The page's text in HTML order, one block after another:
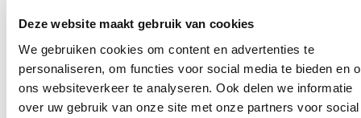
Deze website maakt gebruik van cookies
We gebruiken cookies om content en advertenties te
personaliseren, om functies voor social media te bieden en
ons websiteverkeer te analyseren. Ook delen we informatie
over uw gebruik van onze site met onze partners voor social
subsidieaanvraag indienen voor 1 werkingsjaar (2023_GR_00143).
werden 5 aanvragen goedgekeurd. Onder meer Wondelgem,
Oostakker, Drongen en Mariakerke kwamen daarin aan bod.
Lees meer
DeelgemeentenGent Mobiliteit